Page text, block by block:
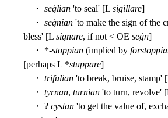
・ seġlian 'to seal' [L sigillare]
・ seġnian 'to make the sign of the
bless' [L signare, if not < OE seġn]
・ *-stoppian (implied by
[perhaps L *stuppare]
・ trifulian 'to break, bruise, stamp'
・ tyrnan, turnian 'to turn, revolve'
・ ? cystan 'to get the value of,